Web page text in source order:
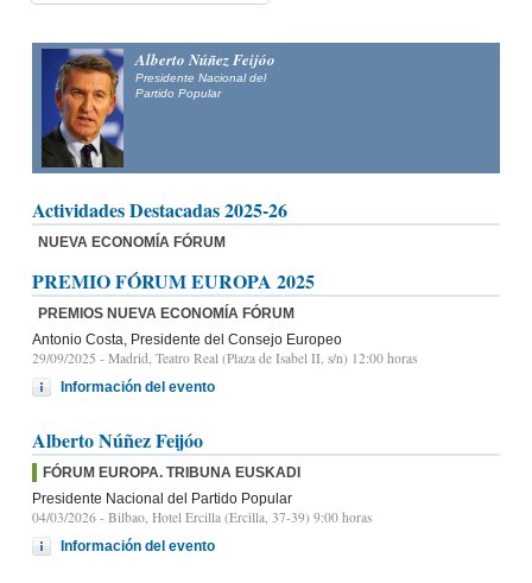
Alberto Núñez Feijóo
Presidente Nacional del
Partido Popular
Actividades Destacadas 2025-26
NUEVA ECONOMÍA FÓRUM
PREMIO FÓRUM EUROPA 2025
PREMIOS NUEVA ECONOMÍA FÓRUM
Antonio Costa, Presidente del Consejo Europeo
29/09/2025 - Madrid, Teatro Real (Plaza de Isabel II, s/n) 12:00 horas
Información del evento
Alberto Núñez Feijóo
FÓRUM EUROPA. TRIBUNA EUSKADI
Presidente Nacional del Partido Popular
04/03/2026 - Bilbao, Hotel Ercilla (Ercilla, 37-39) 9:00 horas
Información del evento